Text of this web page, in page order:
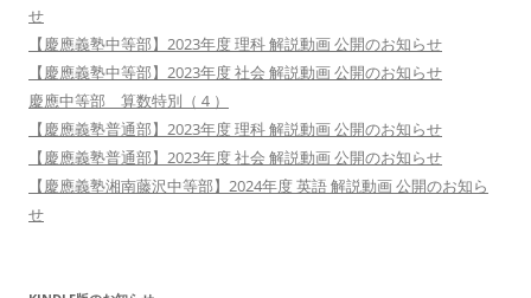
せ
【慶應義塾中等部】2023年度 理科 解説動画 公開のお知らせ
【慶應義塾中等部】2023年度 社会 解説動画 公開のお知らせ
慶應中等部 算数特別（４）
【慶應義塾普通部】2023年度 理科 解説動画 公開のお知らせ
【慶應義塾普通部】2023年度 社会 解説動画 公開のお知らせ
【慶應義塾湘南藤沢中等部】2024年度 英語 解説動画 公開のお知ら
せ